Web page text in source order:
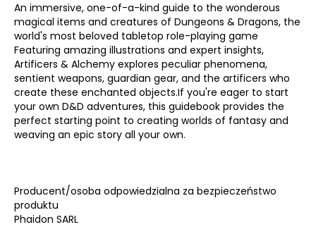
An immersive, one-of-a-kind guide to the wonderous
magical items and creatures of Dungeons & Dragons, the
world's most beloved tabletop role-playing game
Featuring amazing illustrations and expert insights,
Artificers & Alchemy explores peculiar phenomena,
sentient weapons, guardian gear, and the artificers who
create these enchanted objects.If you're eager to start
your own D&D adventures, this guidebook provides the
perfect starting point to creating worlds of fantasy and
weaving an epic story all your own.
Producent/osoba odpowiedzialna za bezpieczeństwo
produktu
Phaidon SARL